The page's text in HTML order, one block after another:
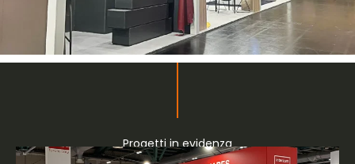
Progetti in evidenza